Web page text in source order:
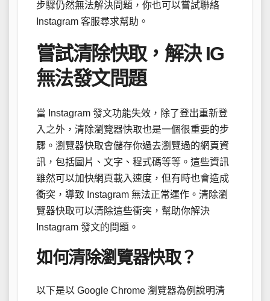
步驟仍然無法解決問題，你也可以嘗試聯絡
Instagram 客服尋求幫助。
嘗試清除快取，解決 IG
無法發文問題
當 Instagram 發文功能失效，除了登出重新登
入之外，清除瀏覽器快取也是一個很重要的步
驟。瀏覽器快取會儲存你過去瀏覽過的網頁資
訊，包括圖片、文字、程式碼等等。這些資訊
雖然可以加快網頁載入速度，但有時也會造成
衝突，導致 Instagram 無法正常運作。清除瀏
覽器快取可以清除這些衝突，幫助你解決
Instagram 發文的問題。
如何清除瀏覽器快取？
以下是以 Google Chrome 瀏覽器為例說明清